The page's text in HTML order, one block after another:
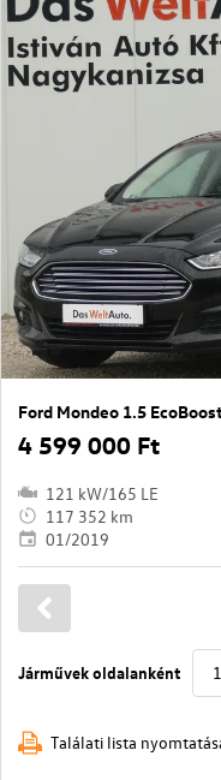
Ford Mondeo 1.5
4 599 000 Ft
121 kW/165 LE
117 352 km
01/2019
Járművek oldalanként
Találati lista